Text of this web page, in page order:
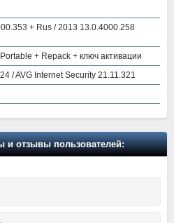
+ Rus / 2013 13.0.4000.258
+ Repack + ключ активации
/ AVG Internet Security 21.11.321
отзывы пользователей: